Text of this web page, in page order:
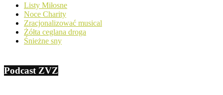
Listy Miłosne
Noce Charity
Zracjonalizować musical
Żółta ceglana droga
Śnieżne sny
Podcast ZVZ